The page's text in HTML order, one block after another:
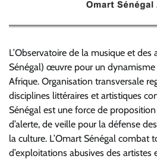
L’Observatoire de la musique et
Sénégal) œuvre pour un dynamisme
Afrique. Organisation transversale
disciplines littéraires et artistiques
Sénégal est une force de
d’alerte, de veille pour la défense
la culture. L’Omart Sénégal combat
d’exploitations abusives des